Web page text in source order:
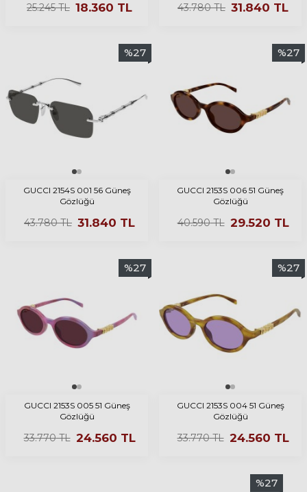
25.245TL 18.360 TL 43.780TL 31.840 TL
%27
GUCCI 2154S 001 56 Güneş
Gözlüğü
43.780TL 31.840 TL
%27
GUCCI 2153S 006 51 Güneş
Gözlüğü
40.590TL 29.520 TL
%27
GUCCI 2153S 005 51 Güneş
Gözlüğü
33.770TL 24.560 TL
%27
GUCCI 2153S 004 51 Güneş
Gözlüğü
33.770TL 24.560 TL
%27